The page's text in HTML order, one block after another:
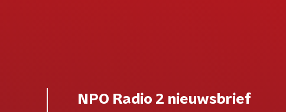
NPO Radio 2 nieuwsbrief